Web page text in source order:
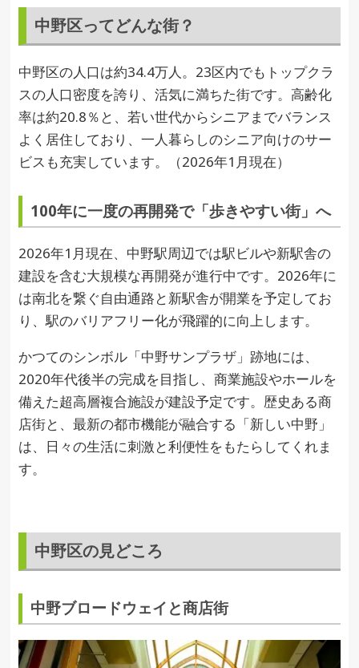
中野区ってどんな街？
中野区の人口は約34.4万人。23区内でもトップクラ
スの人口密度を誇り、活気に満ちた街です。高齢化
率は約20.8％と、若い世代からシニアまでバランス
よく居住しており、一人暮らしのシニア向けのサー
ビスも充実しています。（2026年1月現在）
100年に一度の再開発で「歩きやすい街」へ
2026年1月現在、中野駅周辺では駅ビルや新駅舎の
建設を含む大規模な再開発が進行中です。2026年に
は南北を繋ぐ自由通路と新駅舎が開業を予定してお
り、駅のバリアフリー化が飛躍的に向上します。
かつてのシンボル「中野サンプラザ」跡地には、
2020年代後半の完成を目指し、商業施設やホールを
備えた超高層複合施設が建設予定です。歴史ある商
店街と、最新の都市機能が融合する「新しい中野」
は、日々の生活に刺激と利便性をもたらしてくれま
す。
中野区の見どころ
中野ブロードウェイと商店街